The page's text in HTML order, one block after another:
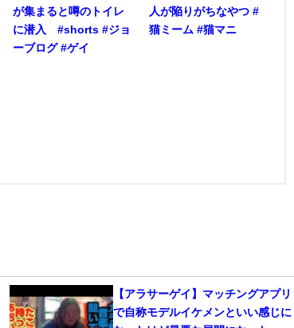
が集まると噂のトイレ
に潜入 #shorts #ジョ
ーブログ #ゲイ
人が陥りがちなやつ #
猫ミーム #猫マニ
【アラサーゲイ】マッチングアプリ
で自称モデルイケメンといい感じに